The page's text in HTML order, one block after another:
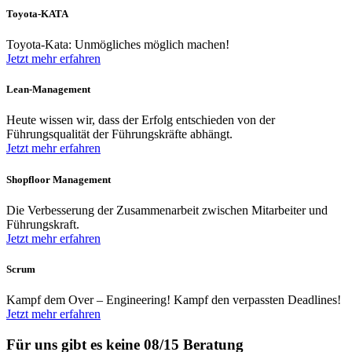
Toyota-KATA
Toyota-Kata: Unmögliches möglich machen!
Jetzt mehr erfahren
Lean-Management
Heute wissen wir, dass der Erfolg entschieden von der
Führungsqualität der Führungskräfte abhängt.
Jetzt mehr erfahren
Shopfloor Management
Die Verbesserung der Zusammenarbeit zwischen Mitarbeiter und
Führungskraft.
Jetzt mehr erfahren
Scrum
Kampf dem Over – Engineering! Kampf den verpassten Deadlines!
Jetzt mehr erfahren
Für uns gibt es keine 08/15 Beratung